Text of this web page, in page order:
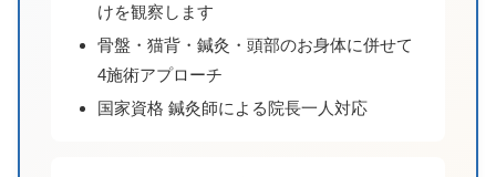
けを観察します
骨盤・猫背・鍼灸・頭部のお身体に併せて
4施術アプローチ
国家資格 鍼灸師による院長一人対応